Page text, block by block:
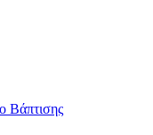
Βάπτισης